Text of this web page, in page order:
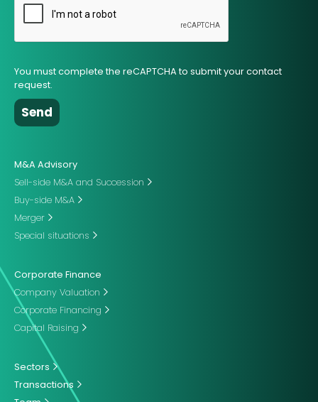
You must complete the reCAPTCHA to submit your contact
request.
M&A Advisory
Sell-side M&A and Succession
Buy-side M&A
Merger
Special situations
Corporate Finance
Company Valuation
Corporate Financing
Capital Raising
Sectors
Transactions